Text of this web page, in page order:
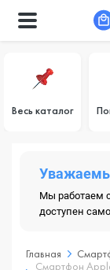
Весь каталог
Мы работаем
доступен
Главная
Смартфон